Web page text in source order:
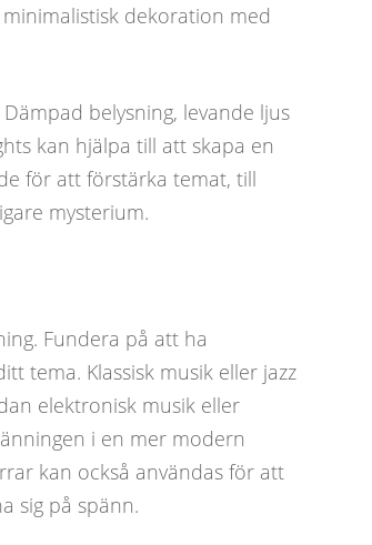
dekoration med
belysning, levande ljus
kan hjälpa till att skapa en
för att förstärka temat, till
mysterium.
Fundera på att ha
tema. Klassisk musik eller jazz
elektronisk musik eller
i en mer modern
kan också användas för att
sig på spänn.